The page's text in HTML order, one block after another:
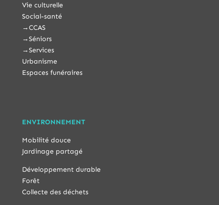
Vie culturelle
Social-santé
→CCAS
→Séniors
→Services
Urbanisme
Espaces funéraires
ENVIRONNEMENT
Mobilité douce
Jardinage partagé
Développement durable
Forêt
Collecte des déchets